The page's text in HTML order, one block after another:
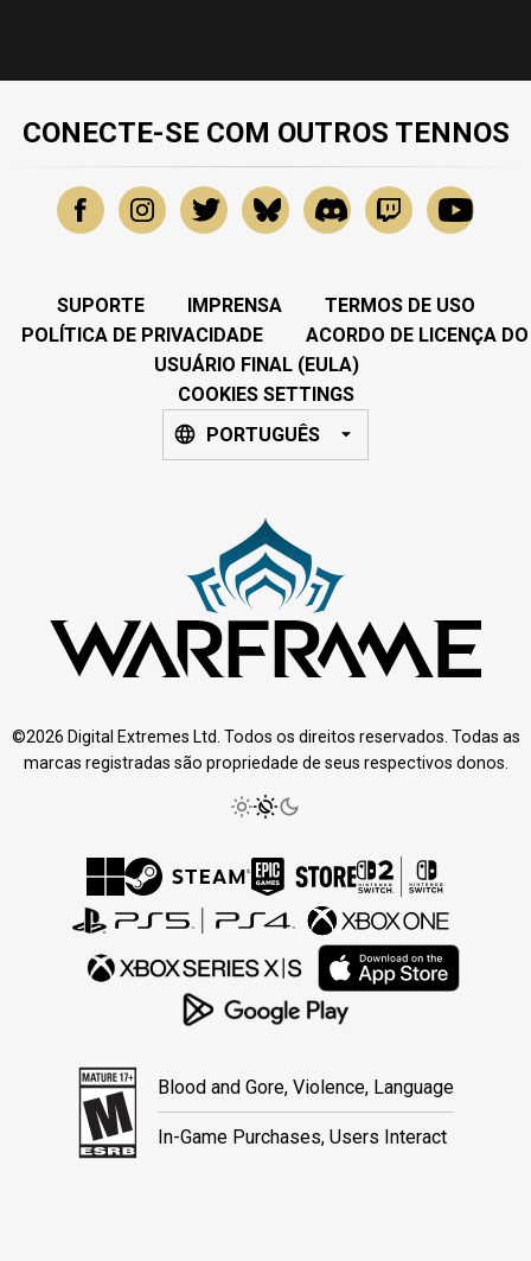
CONECTE-SE COM OUTROS TENNOS
SUPORTE IMPRENSA
TERMOS DE USO
POLÍTICA DE PRIVACIDADE
ACORDO DE LICENÇA DO
USUÁRIO FINAL (EULA)
COOKIES SETTINGS
PORTUGUÊS
©2026 Digital Extremes Ltd. Todos os direitos reservados. Todas as
marcas registradas são propriedade de seus respectivos donos.
Blood and Gore, Violence, Language
In-Game Purchases, Users Interact